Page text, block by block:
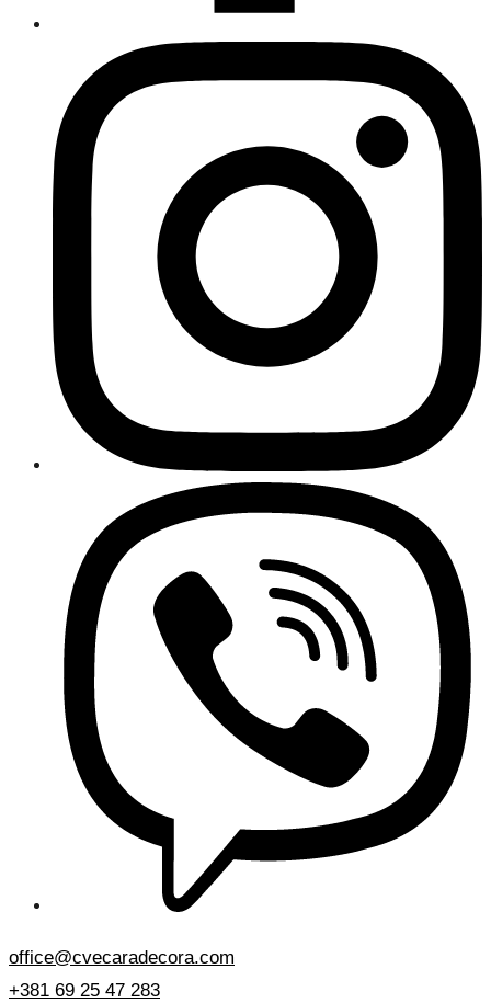
office@cvecaradecora.com
+381 69 25 47 283